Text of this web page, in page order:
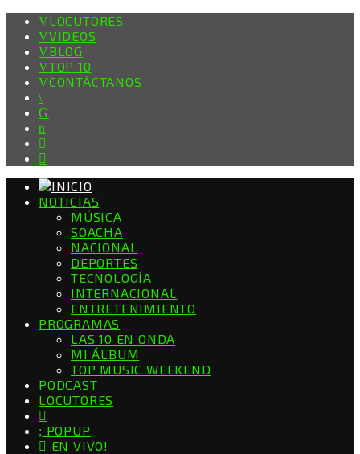
LOCUTORES
VIDEOS
BLOG
TOP 10
CONTÁCTANOS
NOTICIAS
MÚSICA
SOACHA
NACIONAL
DEPORTES
TECNOLOGÍA
INTERNACIONAL
ENTRETENIMIENTO
PROGRAMAS
LAS 10 EN ONDA
MI ÁLBUM
TOP MUSIC WEEKEND
PODCAST
LOCUTORES
POPUP
EN VIVO!